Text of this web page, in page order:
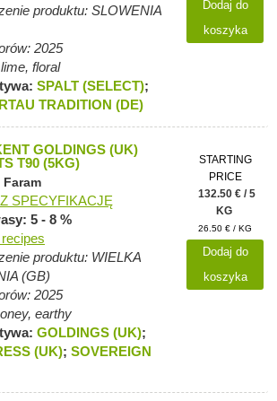
produktu: SLOWENIA
2025
floral
SPALT (SELECT);
TRADITION (DE)
Dodaj do
koszyka
GOLDINGS (UK)
T90 (5KG)
SPECYFIKACJĘ
5 - 8 %
produktu: WIELKA
(GB)
2025
earthy
GOLDINGS (UK);
(UK); SOVEREIGN
STARTING
PRICE
132.50 € / 5
KG
26.50 € / KG
Dodaj do
koszyka